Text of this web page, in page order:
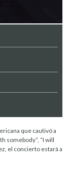
que cautivó a
somebody”, “I will
el concierto estará a